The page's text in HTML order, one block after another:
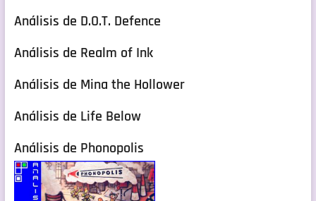
Análisis de D.O.T. Defence
Análisis de Realm of Ink
Análisis de Mina the Hollower
Análisis de Life Below
Análisis de Phonopolis